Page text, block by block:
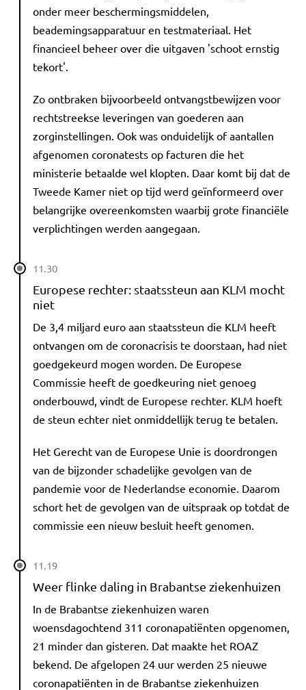
onder meer beschermingsmiddelen,
beademingsapparatuur en testmateriaal. Het
financieel beheer over die uitgaven 'schoot ernstig
tekort'.
Zo ontbraken bijvoorbeeld ontvangstbewijzen voor
rechtstreekse leveringen van goederen aan
zorginstellingen. Ook was onduidelijk of aantallen
afgenomen coronatests op facturen die het
ministerie betaalde wel klopten. Daar komt bij dat de
Tweede Kamer niet op tijd werd geïnformeerd over
belangrijke overeenkomsten waarbij grote financiële
verplichtingen werden aangegaan.
11.30
Europese rechter: staatssteun aan KLM mocht
niet
De 3,4 miljard euro aan staatssteun die KLM heeft
ontvangen om de coronacrisis te doorstaan, had niet
goedgekeurd mogen worden. De Europese
Commissie heeft de goedkeuring niet genoeg
onderbouwd, vindt de Europese rechter. KLM hoeft
de steun echter niet onmiddellijk terug te betalen.
Het Gerecht van de Europese Unie is doordrongen
van de bijzonder schadelijke gevolgen van de
pandemie voor de Nederlandse economie. Daarom
schort het de gevolgen van de uitspraak op totdat de
commissie een nieuw besluit heeft genomen.
11.19
Weer flinke daling in Brabantse ziekenhuizen
In de Brabantse ziekenhuizen waren
woensdagochtend 311 coronapatiënten opgenomen,
21 minder dan gisteren. Dat maakte het ROAZ
bekend. De afgelopen 24 uur werden 25 nieuwe
coronapatiënten in de Brabantse ziekenhuizen